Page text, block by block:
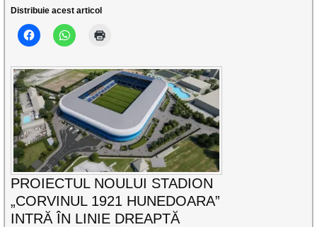
Distribuie acest articol
PROIECTUL NOULUI STADION
„CORVINUL 1921 HUNEDOARA”
INTRĂ ÎN LINIE DREAPTĂ